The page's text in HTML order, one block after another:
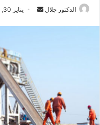
الدكتور جلال
أرسل يناير 30, 2020